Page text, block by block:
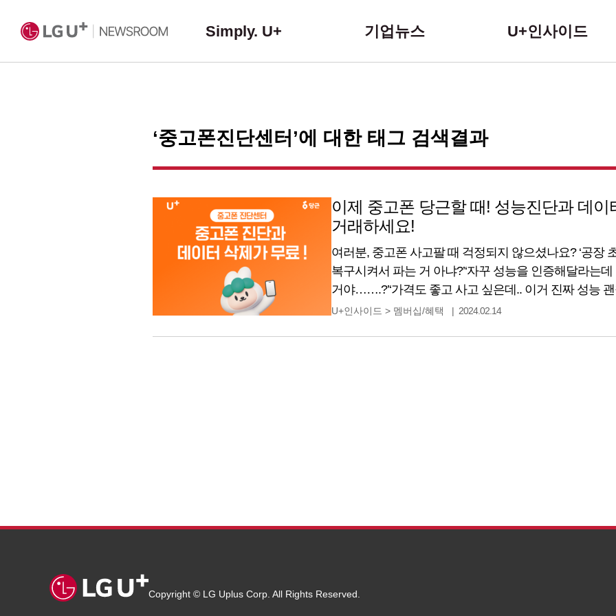
Simply. U+ 기업뉴스 U+인사이드
‘중고폰진단센터’에 대한 태그 검색결과
이제 중고폰 당근할 때! 성능진단과 데이
거래하세요!
여러분, 중고폰 사고팔 때 걱정되지 않으셨나요? ‘공장
복구시켜서 파는 거 아냐?’‘자꾸 성능을 인증해달라는
거야…….?’‘가격도 좋고 사고 싶은데.. 이거 진짜 성능
마세요!당근과 함께하는 <우리동네 중고폰 진단센터>가
U+인사이드 > 멤버십/혜택 2024.02.14
Copyright © LG Uplus Corp. All Rights Reserved.